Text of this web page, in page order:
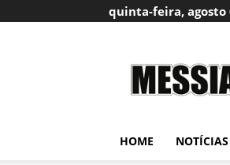
quinta-feira, agosto
HOME NOTÍCIAS